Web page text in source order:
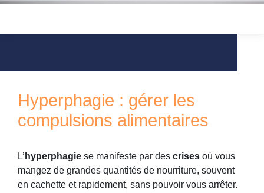
Hyperphagie : gérer les
compulsions alimentaires
L’ hyperphagie se manifeste par des crises où vous
mangez de grandes quantités de nourriture, souvent
en cachette et rapidement, sans pouvoir vous arrêter.